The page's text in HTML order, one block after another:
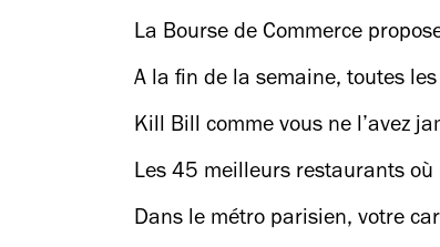
La Bourse de Commerce
A la fin de la semaine, toutes
Kill Bill comme vous ne l’avez
Les 45 meilleurs restaurants où
Dans le métro parisien, votre